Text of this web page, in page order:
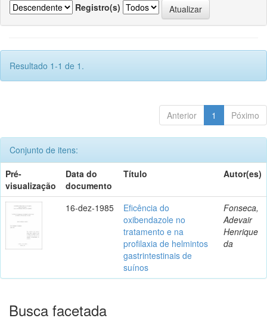
Registro(s)
Resultado 1-1 de 1.
Anterior 1 Póximo
Conjunto de itens:
Pré-
visualização
Data do
documento
Título Autor(es)
16-dez-1985
Eficência do
oxibendazole no
tratamento e na
profilaxia de helmintos
gastrintestinais de
suínos
Fonseca,
Adevair
Henrique
da
Busca facetada